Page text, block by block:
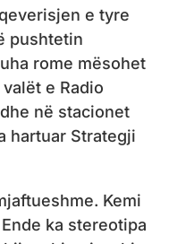
e tyre
pushtetin
rome mësohet
e Radio
në stacionet
hartuar Strategji
Kemi
ka stereotipa